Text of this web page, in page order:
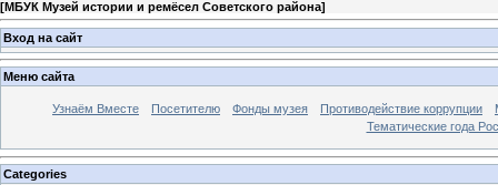
[МБУК Музей истории и ремёсел Советского района]
Вход на сайт
Меню сайта
Узнаём Вместе Посетителю Фонды музея Противодействие коррупции
Тематические года
Categories